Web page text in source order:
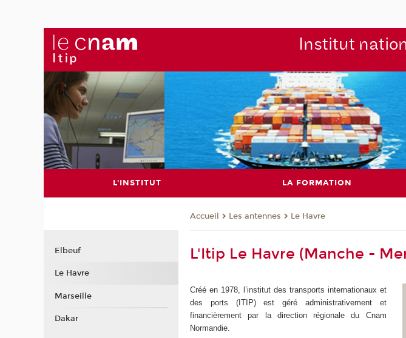
Institut
L'INSTITUT LA FORMATION
Accueil Les antennes Le Havre
L'Itip Le Havre (Manche -
Créé en 1978, l’institut des transports internationaux et
des ports (ITIP) est géré administrativement et
financièrement par la direction régionale du Cnam
Normandie.
Elbeuf
Le Havre
Marseille
Dakar